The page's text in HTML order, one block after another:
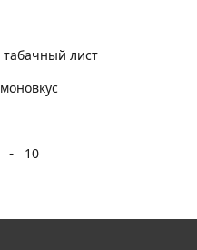
табачный лист
моновкус
- 10